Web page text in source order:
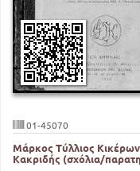
01-45070
Μάρκος Τύλλιος
Κακριδής (σχόλια/